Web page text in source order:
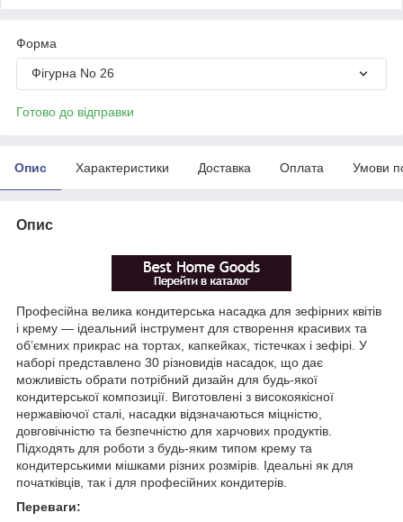
Форма
Фігурна No 26
Готово до відправки
Опис Характеристики Доставка Оплата Умови
Опис
Професійна велика кондитерська насадка для зефірних квітів
і крему — ідеальний інструмент для створення красивих та
об’ємних прикрас на тортах, капкейках, тістечках і зефірі. У
наборі представлено 30 різновидів насадок, що дає
можливість обрати потрібний дизайн для будь-якої
кондитерської композиції. Виготовлені з високоякісної
нержавіючої сталі, насадки відзначаються міцністю,
довговічністю та безпечністю для харчових продуктів.
Підходять для роботи з будь-яким типом крему та
кондитерськими мішками різних розмірів. Ідеальні як для
початківців, так і для професійних кондитерів.
Переваги: